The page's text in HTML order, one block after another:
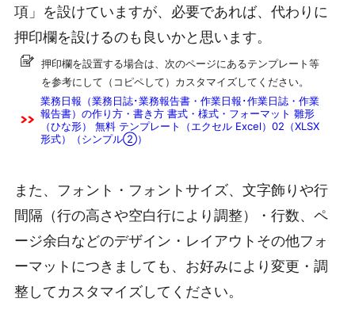
項」を設けていますが、必要であれば、代わりに
押印欄を設けるのも良いかと思います。
押印欄を設置する場合は、次のページにあるテンプレート等
を参考にして（コピペして）カスタマイズしてください。
業務日報（業務日誌･業務報告書・作業日報･作業日誌・作業
報告書）の作り方・書き方 書式・様式・フォーマット 雛形
（ひな形） 無料 テンプレート（エクセル Excel）02（XLSX
形式）（シンプル②）
また、フォント・フォントサイズ、文字飾りや行
間隔（行の高さや空白行により調整）・行数、ペ
ージ余白などのデザイン・レイアウトその他フォ
ーマットにつきましても、お好みにより変更・調
整してカスタマイズしてください。